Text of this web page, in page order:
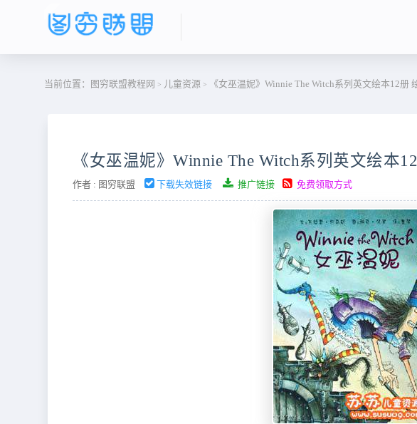
当前位置： 图穷联盟教程网 > 儿童资源 > 《女巫温妮》Winnie The Witch系列英文绘本12册
《女巫温妮》Winnie The Witch系列英文绘本
作者 : 图穷联盟 下载失效链接 推广链接 免费领取方式